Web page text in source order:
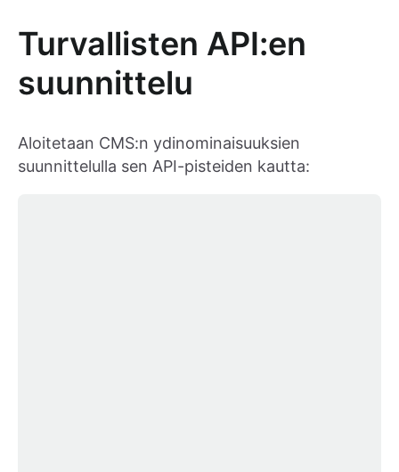
Turvallisten API:en
suunnittelu
Aloitetaan CMS:n ydinominaisuuksien
suunnittelulla sen API-pisteiden kautta: